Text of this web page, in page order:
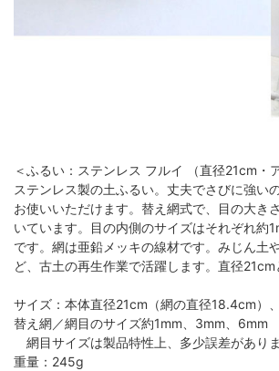
＜ふるい：ステンレス フルイ （直径21cm・
ステンレス製の土ふるい。丈夫でさびに強い
お使いいただけます。替え網式で、目の大き
いています。目の内側のサイズはそれぞれ約
です。網は亜鉛メッキの線材です。みじん土
ど、古土の再生作業で活躍します。直径21cm
サイズ：本体直径21cm（網の直径18.4cm）
替え網／網目のサイズ約1mm、3mm、6mm
網目サイズは製品特性上、多少誤差がありま
重量：245g